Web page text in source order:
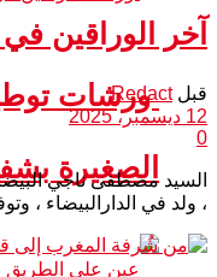
ورشات
الصغيرة
آخر الوراقين
قبل Redact
12 ديسمبر، 2025
0
السيد مصطفى ناجي
، ولد في الدارالبيضاء ،